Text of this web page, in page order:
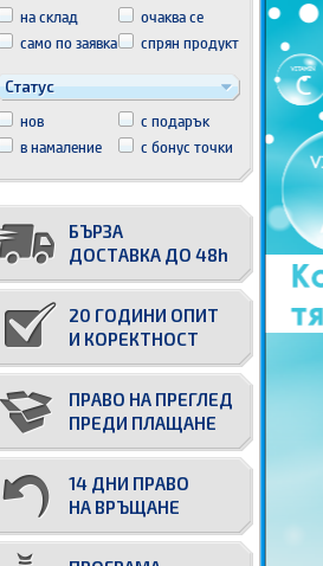
на склад
очаква се
само по заявка
спрян продукт
Статус
нов
с подарък
в намаление
с бонус точки
БЪРЗА
ДОСТАВКА ДО 48h
20 ГОДИНИ ОПИТ
И КОРЕКТНОСТ
ПРАВО НА ПРЕГЛЕД
ПРЕДИ ПЛАЩАНЕ
14 ДНИ ПРАВО
НА ВРЪЩАНЕ